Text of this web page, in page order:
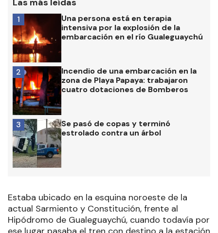
Las más leídas
Una persona está en terapia
intensiva por la explosión de la
embarcación en el río Gualeguaychú
1
Incendio de una embarcación en la
zona de Playa Papaya: trabajaron
cuatro dotaciones de Bomberos
2
Se pasó de copas y terminó
estrolado contra un árbol
3
Estaba ubicado en la esquina noroeste de la
actual Sarmiento y Constitución, frente al
Hipódromo de Gualeguaychú, cuando todavía por